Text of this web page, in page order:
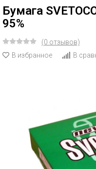
Бумага
95%
(0 отзывов)
В избранное
В